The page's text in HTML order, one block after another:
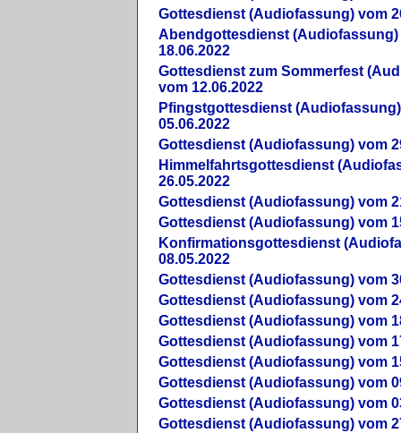
Gottesdienst (Audiofassung) vom
Abendgottesdienst (Audiofassung)
18.06.2022
Gottesdienst zum Sommerfest
vom 12.06.2022
Pfingstgottesdienst
05.06.2022
Gottesdienst (Audiofassung) vom
Himmelfahrtsgottesdienst
26.05.2022
Gottesdienst (Audiofassung) vom
Gottesdienst (Audiofassung) vom
Konfirmationsgottesdienst
08.05.2022
Gottesdienst (Audiofassung) vom
Gottesdienst (Audiofassung) vom
Gottesdienst (Audiofassung) vom
Gottesdienst (Audiofassung) vom
Gottesdienst (Audiofassung) vom
Gottesdienst (Audiofassung) vom
Gottesdienst (Audiofassung) vom
Gottesdienst (Audiofassung) vom